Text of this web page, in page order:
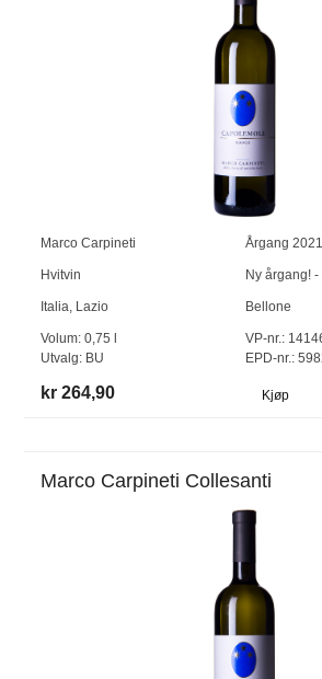
Marco Carpineti Årgang 2021
Hvitvin Ny årgang!
Italia, Lazio Bellone
Volum:0,75
Utvalg: BU
VP-nr.:
EPD-nr.:
kr 264,90 Kjøp
Marco Carpineti Collesanti